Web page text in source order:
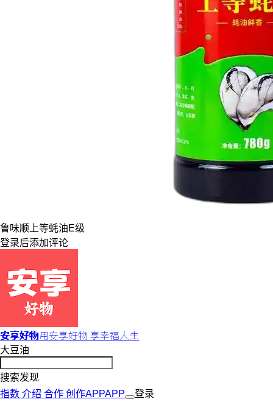
鲁味顺 上等蚝油E级
登录后添加评论
安享好物用安享好物 享幸福人生
大豆油
搜索发现
指数 介绍 合作 创作APPAPP
登录